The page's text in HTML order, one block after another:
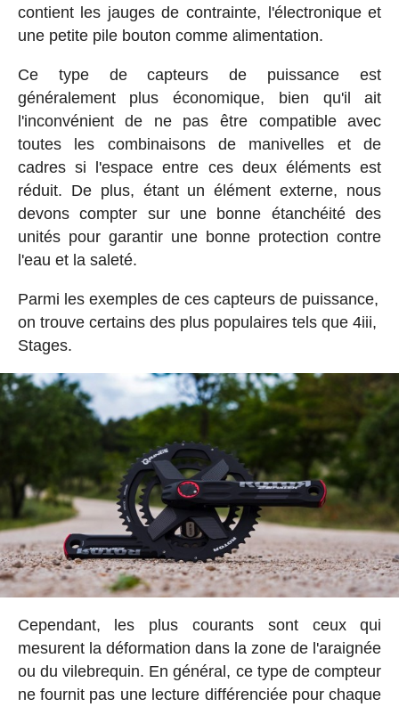
contient les jauges de contrainte, l'électronique et
une petite pile bouton comme alimentation.
Ce type de capteurs de puissance est
généralement plus économique, bien qu'il ait
l'inconvénient de ne pas être compatible avec
toutes les combinaisons de manivelles et de
cadres si l'espace entre ces deux éléments est
réduit. De plus, étant un élément externe, nous
devons compter sur une bonne étanchéité des
unités pour garantir une bonne protection contre
l'eau et la saleté.
Parmi les exemples de ces capteurs de puissance,
on trouve certains des plus populaires tels que 4iii,
Stages.
Cependant, les plus courants sont ceux qui
mesurent la déformation dans la zone de l'araignée
ou du vilebrequin. En général, ce type de compteur
ne fournit pas une lecture différenciée pour chaque